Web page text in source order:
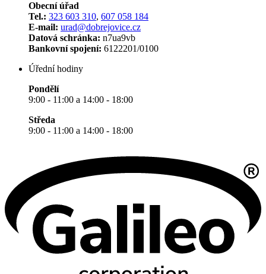
Obecní úřad
Tel.: 323 603 310, 607 058 184
E-mail: urad@dobrejovice.cz
Datová schránka: n7ua9vb
Bankovní spojení: 6122201/0100
Úřední hodiny
Pondělí
9:00 - 11:00 a 14:00 - 18:00
Středa
9:00 - 11:00 a 14:00 - 18:00